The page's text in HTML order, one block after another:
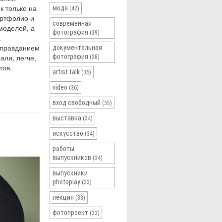
только на
и
а
легче,
мода (42)
современная
фотография (39)
документальная
фотография (38)
artist talk (36)
video (36)
вход свободный (35)
выставка (34)
искусство (34)
работы
выпускников (34)
выпускники
photoplay (33)
лекция (33)
фотопроект (33)